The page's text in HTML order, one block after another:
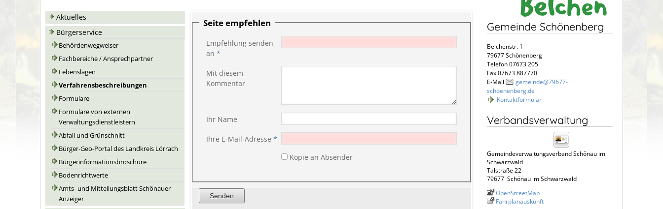
Aktuelles
Bürgerservice
Behördenwegweiser
Fachbereiche / Ansprechpartner
Lebenslagen
Verfahrensbeschreibungen
Formulare
Formulare von externen
Verwaltungsdienstleistern
Abfall und Grünschnitt
Bürger-Geo-Portal des Landkreis Lörrach
Bürgerinformationsbroschüre
Bodenrichtwerte
Amts- und Mitteilungsblatt Schönauer
Anzeiger
Seite empfehlen
Empfehlung senden
an *
Mit diesem
Kommentar
Ihr Name
Ihre E-Mail-Adresse *
Kopie an Absender
Gemeinde Schönenberg
Belchenstr. 1
79677 Schönenberg
Telefon 07673 205
Fax 07673 887770
E-Mail
gemeinde@79677-
schoenenberg.de
Kontaktformular
Verbandsverwaltung
Gemeindeverwaltungsverband Schönau im
Schwarzwald
Talstraße 22
79677 Schönau im Schwarzwald
OpenStreetMap
Fahrplanauskunft